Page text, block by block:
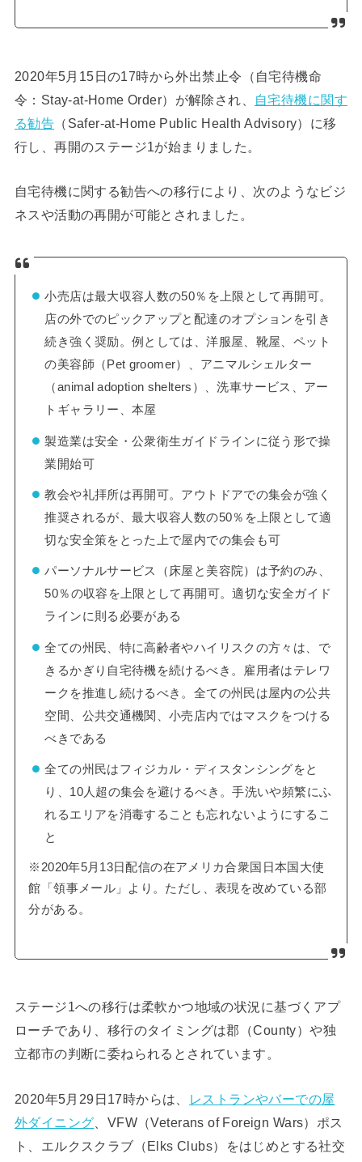
2020年5月15日の17時から外出禁止令（自宅待機命
令：Stay-at-Home Order）が解除され、
自宅待機に関す
る勧告 （Safer-at-Home Public Health Advisory）に移
行し、再開のステージ1が始まりました。
自宅待機に関する勧告への移行により、次のようなビジ
ネスや活動の再開が可能とされました。
小売店は最大収容人数の50％を上限として再開可。
店の外でのピックアップと配達のオプションを引き
続き強く奨励。例としては、洋服屋、靴屋、ペット
の美容師（Pet groomer）、アニマルシェルター
（animal adoption shelters）、洗車サービス、アー
トギャラリー、本屋
製造業は安全・公衆衛生ガイドラインに従う形で操
業開始可
教会や礼拝所は再開可。アウトドアでの集会が強く
推奨されるが、最大収容人数の50％を上限として適
切な安全策をとった上で屋内での集会も可
パーソナルサービス（床屋と美容院）は予約のみ、
50％の収容を上限として再開可。適切な安全ガイド
ラインに則る必要がある
全ての州民、特に高齢者やハイリスクの方々は、で
きるかぎり自宅待機を続けるべき。雇用者はテレワ
ークを推進し続けるべき。全ての州民は屋内の公共
空間、公共交通機関、小売店内ではマスクをつける
べきである
全ての州民はフィジカル・ディスタンシングをと
り、10人超の集会を避けるべき。手洗いや頻繁にふ
れるエリアを消毒することも忘れないようにするこ
と
※2020年5月13日配信の在アメリカ合衆国日本国大使
館「領事メール」より。ただし、表現を改めている部
分がある。
ステージ1への移行は柔軟かつ地域の状況に基づくアプ
ローチであり、移行のタイミングは郡（County）や独
立都市の判断に委ねられるとされています。
2020年5月29日17時からは、
レストランやバーでの屋
外ダイニング 、VFW（Veterans of Foreign Wars）ポス
ト、エルクスクラブ（Elks Clubs）をはじめとする社交